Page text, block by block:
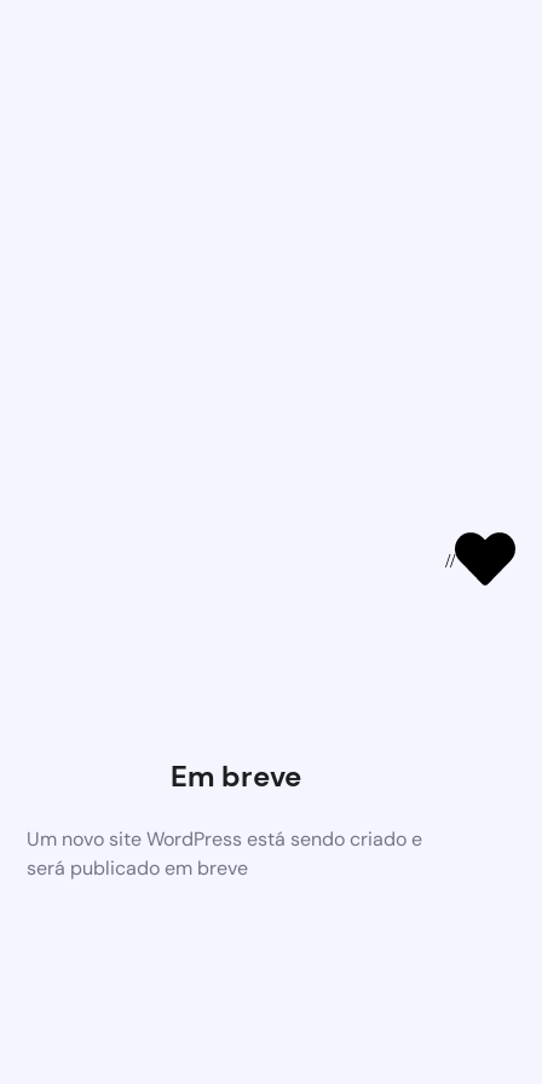
Em breve
Um novo site WordPress está sendo criado e
será publicado em breve
//